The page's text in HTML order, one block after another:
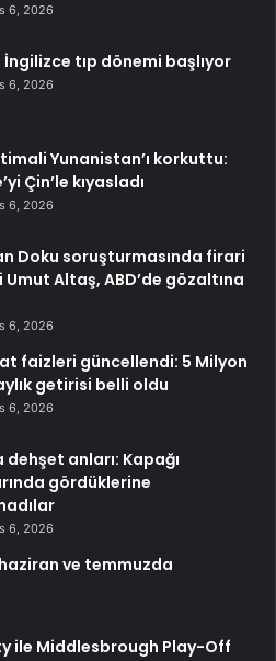
6, 2026
İngilizce tıp dönemi başlıyor
6, 2026
Yunanistan’ı korkuttu:
Çin’le kıyasladı
6, 2026
Doku soruşturmasında firari
Umut Altaş, ABD’de gözaltına
6, 2026
faizleri güncellendi: 5 Milyon
getirisi belli oldu
6, 2026
dehşet anları: Kapağı
gördüklerine
6, 2026
ve temmuzda
ile Middlesbrough Play-Off